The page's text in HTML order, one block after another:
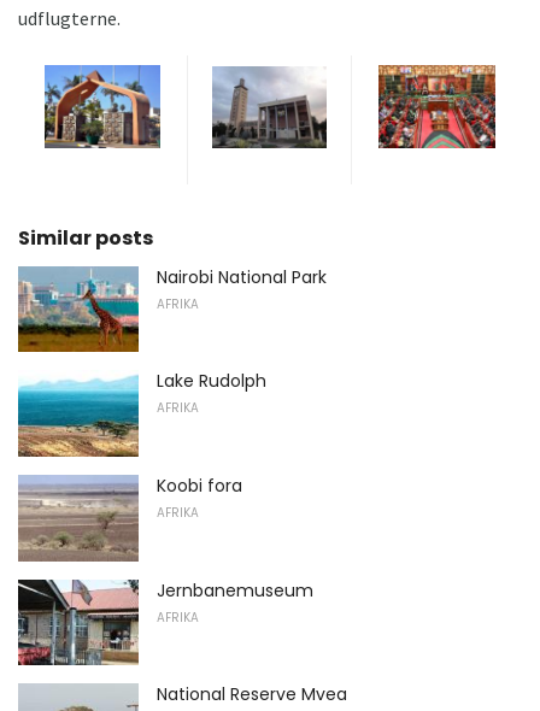
udflugterne.
Similar posts
Nairobi National Park
AFRIKA
Lake Rudolph
AFRIKA
Koobi fora
AFRIKA
Jernbanemuseum
AFRIKA
National Reserve Mvea